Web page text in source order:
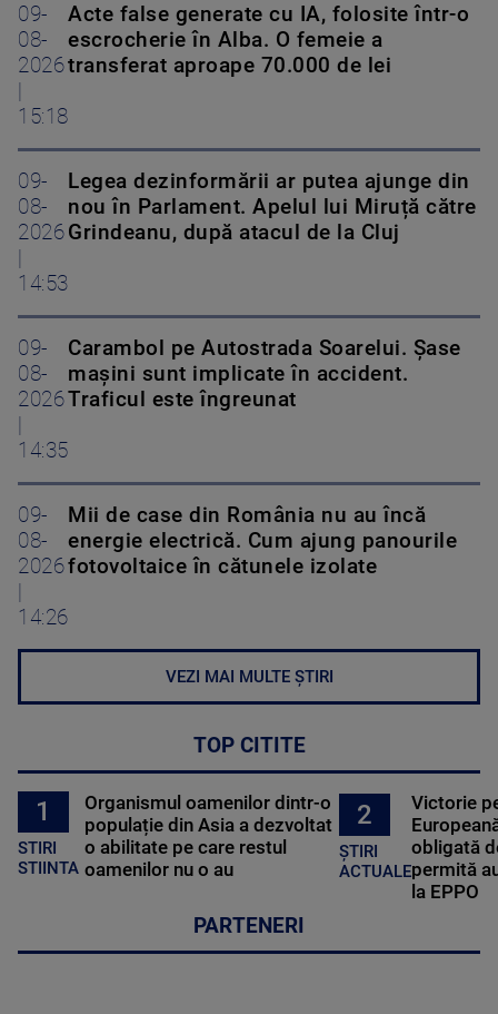
09-
08-
2026
|
15:18
Acte false generate cu IA, folosite într-o
escrocherie în Alba. O femeie a
transferat aproape 70.000 de lei
09-
08-
2026
|
14:53
Legea dezinformării ar putea ajunge din
nou în Parlament. Apelul lui Miruță către
Grindeanu, după atacul de la Cluj
09-
08-
2026
|
14:35
Carambol pe Autostrada Soarelui. Șase
mașini sunt implicate în accident.
Traficul este îngreunat
09-
08-
2026
|
14:26
Mii de case din România nu au încă
energie electrică. Cum ajung panourile
fotovoltaice în cătunele izolate
VEZI MAI MULTE ȘTIRI
TOP CITITE
1
STIRI
STIINTA
Organismul oamenilor dintr-o
populație din Asia a dezvoltat
o abilitate pe care restul
oamenilor nu o au
2
ȘTIRI
ACTUALE
Victorie
obligată
permită
la EPPO
PARTENERI